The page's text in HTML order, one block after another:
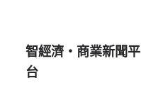
智經濟・商業新聞平
台